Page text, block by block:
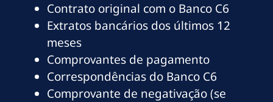
Contrato original com o Banco C6
Extratos bancários dos últimos 12
meses
Comprovantes de pagamento
Correspondências do Banco C6
Comprovante de negativação (se